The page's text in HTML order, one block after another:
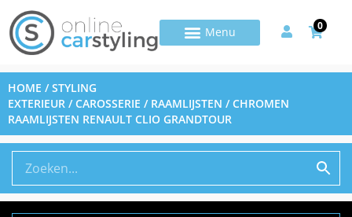
0
HOME /STYLING
EXTERIEUR /CAROSSERIE / RAAMLIJSTEN / CHROMEN
RAAMLIJSTEN RENAULT CLIO GRANDTOUR